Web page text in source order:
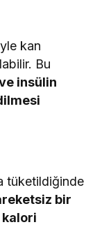
kan
Bu
insülin
tüketildiğinde
bir
kalori